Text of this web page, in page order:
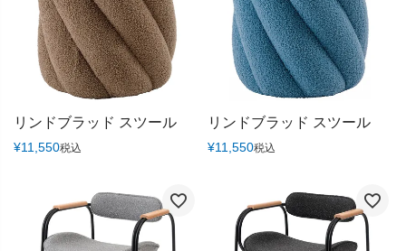
リンドブラッド スツール
¥11,550税込
リンドブラッド スツール
¥11,550税込